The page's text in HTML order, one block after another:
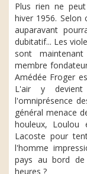
Plus rien ne
hiver 1956. Selon
auparavant
dubitatif... Les
sont
membre
Amédée Froger
L'air y
l'omniprésence
général menace
houleux,
Lacoste pour
l'homme
pays au bord de
heures ?